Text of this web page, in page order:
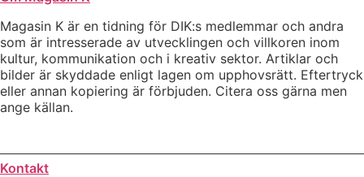
Magasin K är en tidning för DIK:s medlemmar och andra
som är intresserade av utvecklingen och villkoren inom
kultur, kommunikation och i kreativ sektor. Artiklar och
bilder är skyddade enligt lagen om upphovsrätt. Eftertryck
eller annan kopiering är förbjuden. Citera oss gärna men
ange källan.
Kontakt